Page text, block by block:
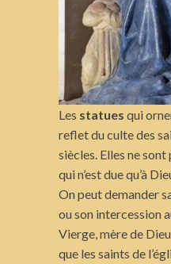
Les statues qui
reflet du culte des
siècles. Elles ne sont
qui n’est due qu’à
On peut demander
ou son intercession
Vierge, mère de
que les saints de